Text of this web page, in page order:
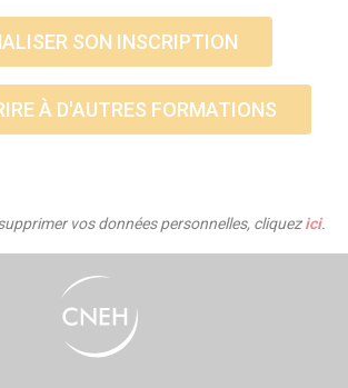
À D'AUTRES FORMATIONS
vos données personnelles, cliquezici.